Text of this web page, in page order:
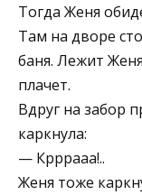
Тогда Женя
Там на дворе
баня. Лежит
плачет.
Вдруг на забор
каркнула:
— Крррааа!..
Женя тоже